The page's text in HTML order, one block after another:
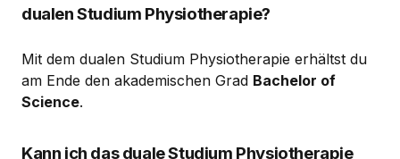
dualen Studium Physiotherapie?
Mit dem dualen Studium Physiotherapie erhältst du
am Ende den akademischen Grad Bachelor of
Science.
Kann ich das duale Studium Physiotherapie